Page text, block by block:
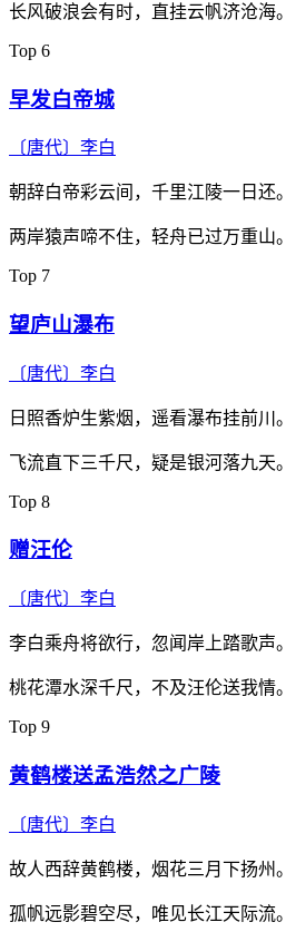
长风破浪会有时，直挂云帆济沧海。
Top 6
早发白帝城
〔唐代〕 李白
朝辞白帝彩云间，千里江陵一日还。
两岸猿声啼不住，轻舟已过万重山。
Top 7
望庐山瀑布
〔唐代〕 李白
日照香炉生紫烟，遥看瀑布挂前川。
飞流直下三千尺，疑是银河落九天。
Top 8
赠汪伦
〔唐代〕 李白
李白乘舟将欲行，忽闻岸上踏歌声。
桃花潭水深千尺，不及汪伦送我情。
Top 9
黄鹤楼送孟浩然之广陵
〔唐代〕 李白
故人西辞黄鹤楼，烟花三月下扬州。
孤帆远影碧空尽，唯见长江天际流。